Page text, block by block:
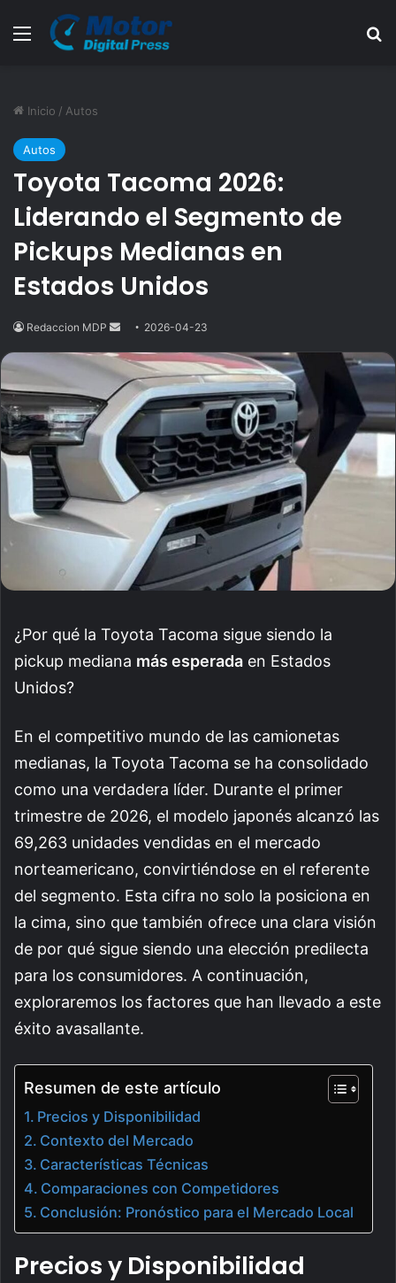
Menú
Inicio / Autos
Autos
Toyota Tacoma 2026:
Liderando el Segmento de
Pickups Medianas en
Estados Unidos
Redaccion MDP
Send
email
2026-04-23
¿Por qué la Toyota Tacoma sigue siendo la
pickup mediana más esperada en Estados
Unidos?
En el competitivo mundo de las camionetas
medianas, la Toyota Tacoma se ha consolidado
como una verdadera líder. Durante el primer
trimestre de 2026, el modelo japonés alcanzó las
69,263 unidades vendidas en el mercado
norteamericano, convirtiéndose en el referente
del segmento. Esta cifra no solo la posiciona en
la cima, sino que también ofrece una clara visión
de por qué sigue siendo una elección predilecta
para los consumidores. A continuación,
exploraremos los factores que han llevado a este
éxito avasallante.
Resumen de este artículo
Precios y Disponibilidad
Contexto del Mercado
Características Técnicas
Comparaciones con Competidores
Conclusión: Pronóstico para el Mercado Local
Precios y Disponibilidad